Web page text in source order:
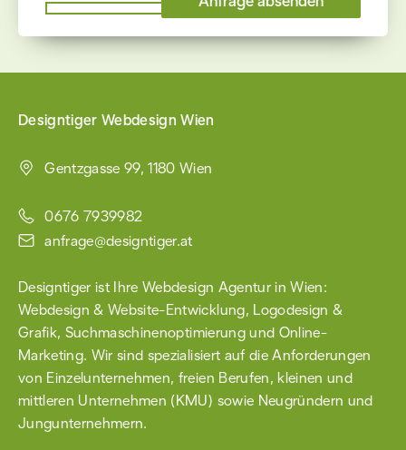
leave
this
field
Designtiger Webdesign Wien
Gentzgasse 99, 1180 Wien
0676 7939982
anfrage@designtiger.at
Designtiger ist Ihre Webdesign Agentur in Wien:
Webdesign & Website-Entwicklung, Logodesign &
Grafik, Such­maschinen­optimierung und Online-
Marketing. Wir sind spezialisiert auf die Anforderungen
von Einzel­unternehmen, freien Berufen, kleinen und
mittleren Unternehmen (KMU) sowie Neugründern und
Jungunter­nehmern.